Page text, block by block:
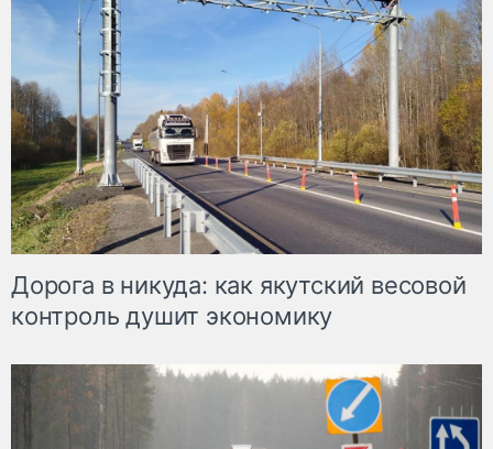
Дорога в никуда: как якутский весовой
контроль душит экономику